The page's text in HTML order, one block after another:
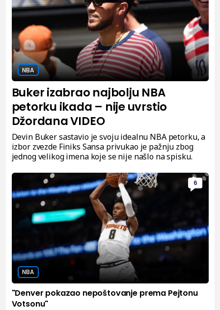
NBA
Buker izabrao najbolju NBA
petorku ikada – nije uvrstio
Džordana VIDEO
Devin Buker sastavio je svoju idealnu NBA petorku, a
izbor zvezde Finiks Sansa privukao je pažnju zbog
jednog velikog imena koje se nije našlo na spisku.
6
NBA
"Denver pokazao nepoštovanje prema Pejtonu
Votsonu"